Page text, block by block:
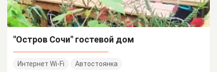
"Остров Сочи" гостевой дом
Интернет Wi-Fi
Автостоянка